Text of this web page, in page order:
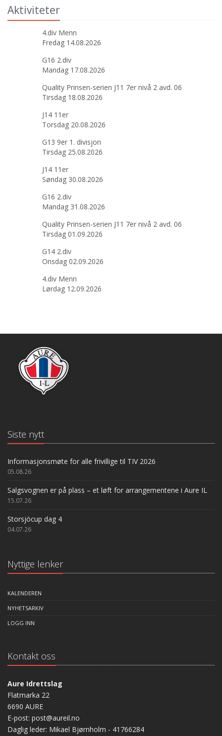
Aktiviteter
4.div Menn
Fredag 14.08.2026
G16 2.div
Mandag 17.08.2026
Quality Prinsen-serien J11 7er nivå 2 avd. 06
Tirsdag 18.08.2026
J14 11er
Torsdag 20.08.2026
G13 9er 1. divisjon
Tirsdag 25.08.2026
J14 11er
Søndag 30.08.2026
G16 2.div
Mandag 31.08.2026
Quality Prinsen-serien J11 7er nivå 2 avd. 06
Tirsdag 01.09.2026
G14 2.div
Onsdag 02.09.2026
4.div Menn
Lørdag 12.09.2026
Siste nytt
Informasjonsmøte for alle frivillige til TIV 2026
05.08.26
Salgsvognen er på plass – et løft for arrangementene i Aure IL
15.07.26
Storsjöcup dag 4
04.07.26
Nyttige lenker
KALENDEREN
NYHETSARKIV
LOGG INN
Kontakt oss
Aure Idrettslag
Flatmarka 22
6690 AURE
E-post: post@aureil.no
Daglig leder: Mikael Bjørnholm - 41766284